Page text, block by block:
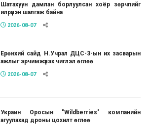
Шатахуун дамлан борлуулсан хоёр зөрчлийг
илрүүлэн шалгаж байна
2026-08-07
Ерөнхий сайд Н.Учрал ДЦС-3-ын их засварын
ажлыг эрчимжүүлэх чиглэл өглөө
2026-08-07
Украин Оросын "Wildberries" компанийн
агуулахад дроны цохилт өглөө